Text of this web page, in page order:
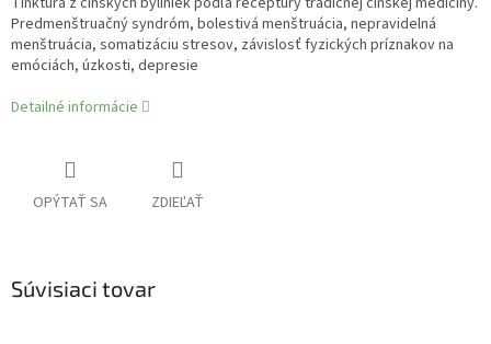
Predmenštruačný syndróm, bolestivá menštruácia, nepravidelná
menštruácia, somatizáciu stresov, závislosť fyzických príznakov na
emóciách, úzkosti, depresie
Detailné informácie
OPÝTAŤ SA ZDIEĽAŤ
Súvisiaci tovar